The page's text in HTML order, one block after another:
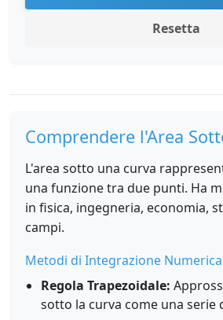
Resetta
Comprendere l'Area
L'area sotto una curva
una funzione tra due punti. Ha
in fisica, ingegneria, economia,
campi.
Metodi di Integrazione Numerica
Regola Trapezoidale:
sotto la curva come una serie